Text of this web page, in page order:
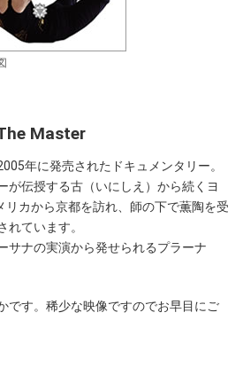
Master
年に発売されたドキュメンタリー。
が伝授する古（いにしえ）から続くヨ
カから京都を訪れ、師の下で薫陶を受
れています。
サナの実演から発せられるプラーナ
です。稀少な映像ですのでお早目にご